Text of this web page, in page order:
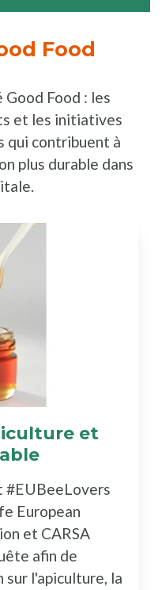
Food
Food : les
et les initiatives
qui contribuent à
plus durable dans
et
#EUBeeLovers
European
et CARSA
afin de
l'apiculture, la